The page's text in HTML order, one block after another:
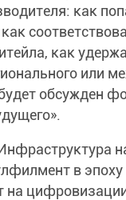
как
как
или
обсужден
в
на